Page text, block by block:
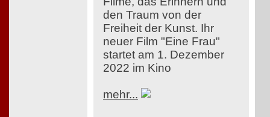
den Traum von der
Freiheit der Kunst. Ihr
neuer Film "Eine Frau"
startet am 1. Dezember
2022 im Kino
mehr...